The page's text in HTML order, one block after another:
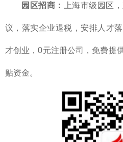
园区招商： 上海市级园区
议，落实企业退税，安排人才
才创业，0元注册公司，免费提
贴资金。